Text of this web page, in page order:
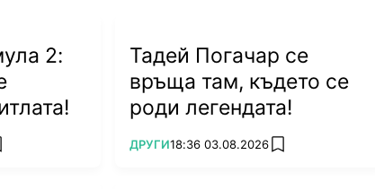
2:
favorites
Тадей Погачар се
връща там, където се
роди легендата!
ПОВЕЧЕ ОТ
ДРУГИ18:36 03.08.2026 add favorites